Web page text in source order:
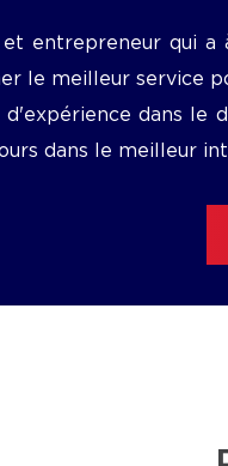
entrepreneur qui
le meilleur service
dans le
dans le meilleur